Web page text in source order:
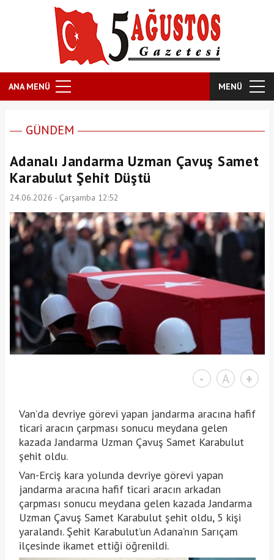
ANA MENÜ MENÜ
GÜNDEM
Adanalı Jandarma Uzman Çavuş Samet
Karabulut Şehit Düştü
24.06.2026 - Çarşamba 12:52
- A +
Van’da devriye görevi yapan jandarma aracına hafif
ticari aracın çarpması sonucu meydana gelen
kazada Jandarma Uzman Çavuş Samet Karabulut
şehit oldu.
Van-Erciş kara yolunda devriye görevi yapan
jandarma aracına hafif ticari aracın arkadan
çarpması sonucu meydana gelen kazada Jandarma
Uzman Çavuş Samet Karabulut şehit oldu, 5 kişi
yaralandı. Şehit Karabulut’un Adana’nın Sarıçam
ilçesinde ikamet ettiği öğrenildi.